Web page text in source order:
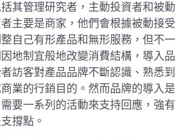
其管理研究者，主動投資者和被動
主要是商家，他們會根據被動接受
自己有形產品和無形服務，但不一
地制宜般地改變消費結構，導入品
訪客對產品品牌不斷認識、熟悉到
業的行銷目的。然而品牌的導入是
要一系列的活動來支持回應，強有
撐點。